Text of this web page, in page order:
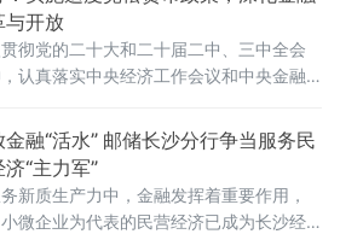
调
与开放
彻党的二十大和二十届二中、三中全会
认真落实中央经济工作会议和中央金融
求和重点任务。会议强调，中国人民银
统要切实把思想认识行动统一到党中央的
断和决策部署上来，坚持稳中求进工作
调，完整准确全面贯彻
金融“活水” 邮储长沙分行争当服务民
“主力军”
新质生产力中，金融发挥着重要作用，
微企业为代表的民营经济已成为长沙经